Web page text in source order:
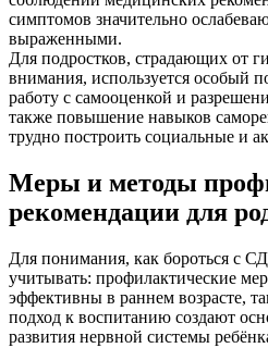
симптомов значительно
выраженными.
Для подростков, страдающих от
внимания, используется особый
работу с самооценкой и
также повышение навыков
трудно построить социальные и
Меры и методы
рекомендации для
Для понимания, как бороться с
учитывать: профилактические
эффективны в раннем возрасте,
подход к воспитанию создают
развития нервной системы